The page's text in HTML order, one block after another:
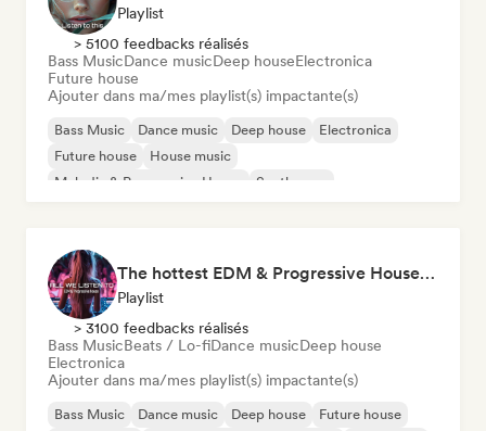
Playlist
> 5100 feedbacks réalisés
Bass MusicDance musicDeep houseElectronica
Future house
Ajouter dans ma/mes playlist(s) impactante(s)
Bass Music Dance music Deep house
Electronica
Future house
House music
Melodic & Progressive House
Synthwave
The hottest EDM & Progressive House tracks on the planet! 🌍
Playlist
> 3100 feedbacks réalisés
Bass MusicBeats / Lo-fiDance musicDeep house
Electronica
Ajouter dans ma/mes playlist(s) impactante(s)
Bass Music Dance music Deep house
Future house